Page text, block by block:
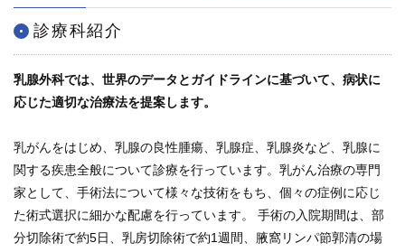
関連リンク
サイトマップ
ENGLISH
中文
診療科紹介
乳腺外科では、世界のデータとガイドラインに基づいて、病状に
応じた適切な治療法を提案します。
乳がんをはじめ、乳腺の良性腫瘍、乳腺症、乳腺炎など、乳腺に
関する疾患全般について診療を行っています。乳がん治療の専門
家として、手術法について様々な技術をもち、個々の症例に応じ
た術式選択に細かな配慮を行っています。 手術の入院期間は、部
分切除術で約5日、乳房切除術で約1週間、腋窩リンパ節郭清の場